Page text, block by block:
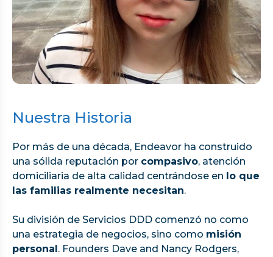
Nuestra Historia
Por más de una década, Endeavor ha construido
una sólida reputación por compasivo, atención
domiciliaria de alta calidad centrándose en lo que
las familias realmente necesitan.
Su división de Servicios DDD comenzó no como
una estrategia de negocios, sino como misión
personal. Founders Dave and Nancy Rodgers,